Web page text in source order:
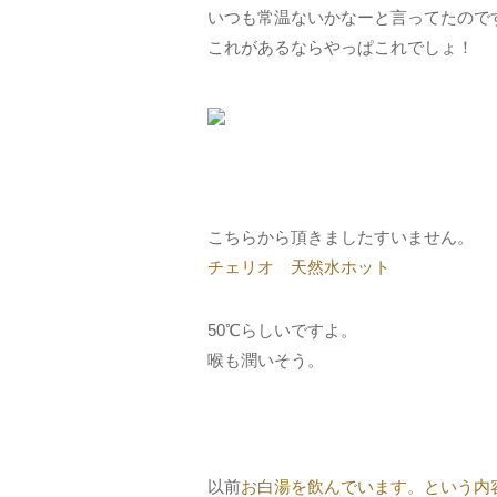
いつも常温ないかなーと言ってたので
これがあるならやっぱこれでしょ！
こちらから頂きましたすいません。
チェリオ 天然水ホット
50℃らしいですよ。
喉も潤いそう。
以前お白湯を飲んでいます。という内